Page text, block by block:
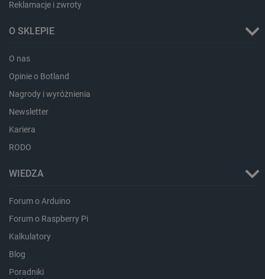
Reklamacje i zwroty
O SKLEPIE
O nas
Opinie o Botland
Nagrody i wyróżnienia
Newsletter
Kariera
RODO
WIEDZA
Forum o Arduino
Forum o Raspberry Pi
Kalkulatory
Blog
Poradniki
isListDisplay
.botland.com.pl